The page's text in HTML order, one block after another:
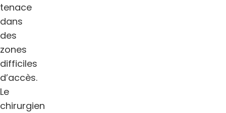
tenace
dans
des
zones
difficiles
d’accès.
Le
chirurgien